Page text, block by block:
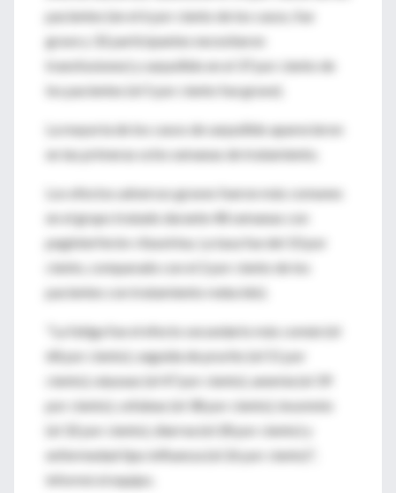
pacientes (en el 6 por ciento de los casos, fue
grave y 32 participantes necesitaron
transfusiones) y sarpullido en el 37 por ciento de
los pacientes (el 5 por ciento fue grave).
La mayoría de los casos de sarpullido aparecieron
en las primeras ocho semanas de tratamiento.
Los efectos adversos graves fueron más comunes
en el grupo tratado durante 48 semanas con
peginterferón-ribavirina. La tasa fue del 10 por
ciento, comparado con el 2 por ciento de los
pacientes con tratamiento reducido).
"La fatiga fue el efecto secundario más común (el
68 por ciento), seguida de prurito (el 51 por
ciento), náuseas (el 47 por ciento), anemia (el 39
por ciento), cefaleas (el 38 por ciento), insomnio
(el 32 por ciento), diarrea (el 28 por ciento) y
enfermedad tipo influenza (el 26 por ciento)",
informó el equipo.